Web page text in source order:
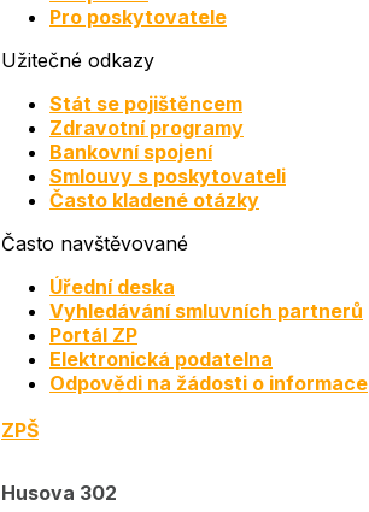
Pro poskytovatele
Užitečné odkazy
Stát se pojištěncem
Zdravotní programy
Bankovní spojení
Smlouvy s poskytovateli
Často kladené otázky
Často navštěvované
Úřední deska
Vyhledávání smluvních partnerů
Portál ZP
Elektronická podatelna
Odpovědi na žádosti o informace
ZPŠ
Husova 302